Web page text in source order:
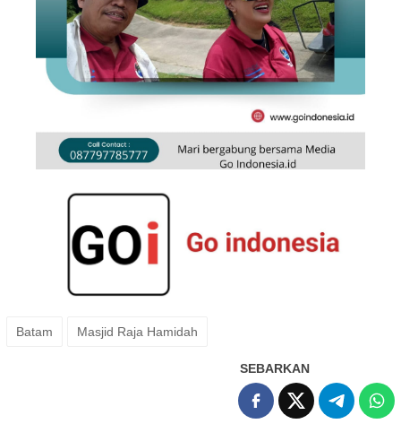
Batam Masjid Raja Hamidah
SEBARKAN